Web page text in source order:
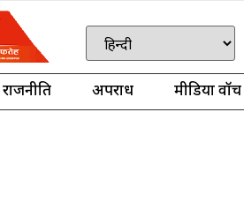
राजनीति अपराध मीडिया वॉच